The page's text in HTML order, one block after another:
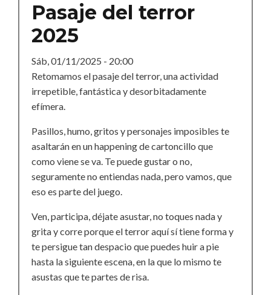
Pasaje del terror
2025
Sáb, 01/11/2025 - 20:00
Retomamos el pasaje del terror, una actividad
irrepetible, fantástica y desorbitadamente
efímera.
Pasillos, humo, gritos y personajes imposibles te
asaltarán en un happening de cartoncillo que
como viene se va. Te puede gustar o no,
seguramente no entiendas nada, pero vamos, que
eso es parte del juego.
Ven, participa, déjate asustar, no toques nada y
grita y corre porque el terror aquí sí tiene forma y
te persigue tan despacio que puedes huir a pie
hasta la siguiente escena, en la que lo mismo te
asustas que te partes de risa.